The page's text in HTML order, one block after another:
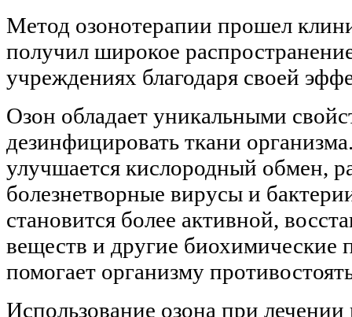
Метод озонотерапии прошел
получил широкое
учреждениях благодаря своей
Озон обладает уникальными
дезинфицировать ткани
улучшается кислородный обмен,
болезнетворные вирусы и
становится более активной,
веществ и другие биохимические
помогает организму
Использование озона при лечении